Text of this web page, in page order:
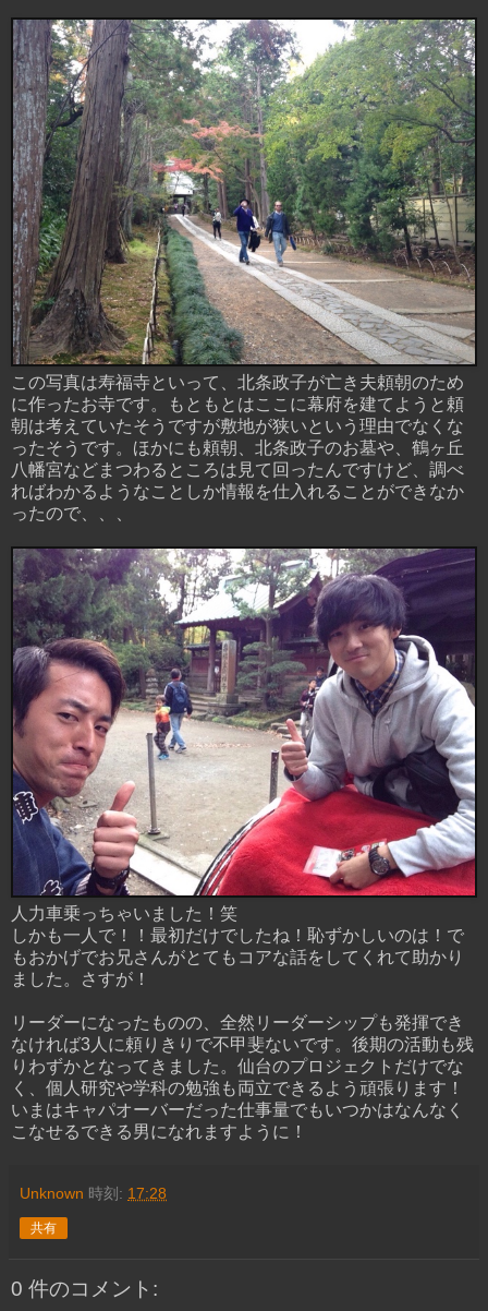
この写真は寿福寺といって、北条政子が亡き夫頼朝のため
に作ったお寺です。もともとはここに幕府を建てようと頼
朝は考えていたそうですが敷地が狭いという理由でなくな
ったそうです。ほかにも頼朝、北条政子のお墓や、鶴ヶ丘
八幡宮などまつわるところは見て回ったんですけど、調べ
ればわかるようなことしか情報を仕入れることができなか
ったので、、、
人力車乗っちゃいました！笑
しかも一人で！！最初だけでしたね！恥ずかしいのは！で
もおかげでお兄さんがとてもコアな話をしてくれて助かり
ました。さすが！
リーダーになったものの、全然リーダーシップも発揮でき
なければ3人に頼りきりで不甲斐ないです。後期の活動も残
りわずかとなってきました。仙台のプロジェクトだけでな
く、個人研究や学科の勉強も両立できるよう頑張ります！
いまはキャパオーバーだった仕事量でもいつかはなんなく
こなせるできる男になれますように！
Unknown 時刻: 17:28
共有
0 件のコメント: